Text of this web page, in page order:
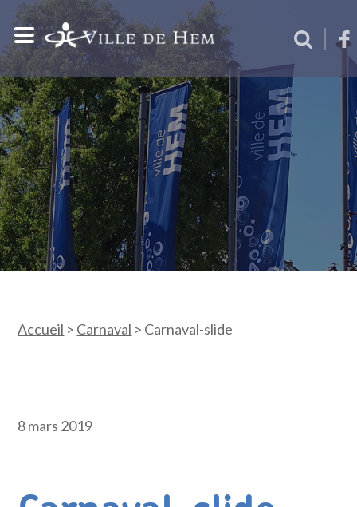
Accueil > Carnaval > Carnaval-slide
8 mars 2019